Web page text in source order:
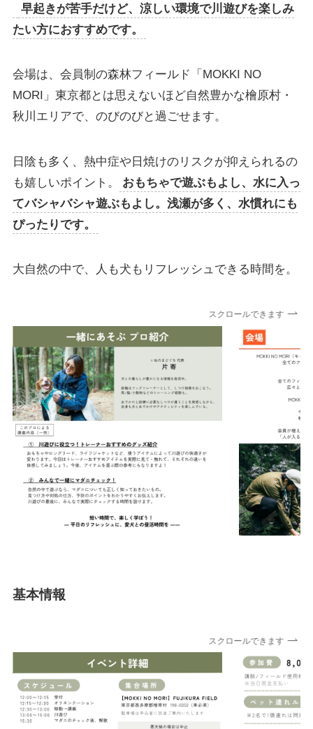
早起きが苦手だけど、涼しい環境で川遊びを楽しみ
たい方におすすめです。
会場は、会員制の森林フィールド「MOKKI NO
MORI」東京都とは思えないほど自然豊かな檜原村・
秋川エリアで、のびのびと過ごせます。
日陰も多く、熱中症や日焼けのリスクが抑えられるの
も嬉しいポイント。
おもちゃで遊ぶもよし、水に入っ
てバシャバシャ遊ぶもよし。浅瀬が多く、水慣れにも
ぴったりです。
大自然の中で、人も犬もリフレッシュできる時間を。
スクロールできます
基本情報
スクロールできます